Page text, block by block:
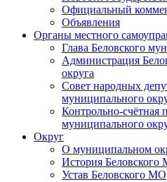
Официальный
Объявления
Органы местного
Глава Беловского
Администрация
округа
Совет народных
муниципального
Контрольно-счётная
муниципального
Округ
О муниципальном
История Беловского
Устав Беловского МО